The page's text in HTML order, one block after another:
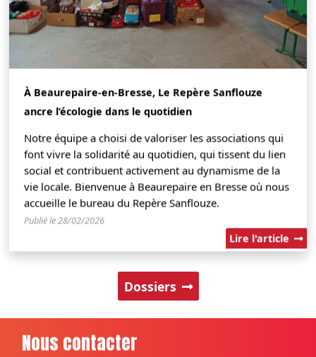
À Beaurepaire-en-Bresse, Le Repère Sanflouze
ancre l’écologie dans le quotidien
Notre équipe a choisi de valoriser les associations qui
font vivre la solidarité au quotidien, qui tissent du lien
social et contribuent activement au dynamisme de la
vie locale. Bienvenue à Beaurepaire en Bresse où nous
accueille le bureau du Repère Sanflouze.
Publié le 28/02/2026
Lire l'article
Dossiers
Nous contacter